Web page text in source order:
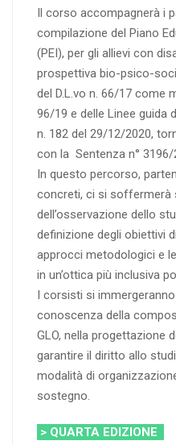
Il corso accompagnerà i
compilazione del Piano
(PEI), per gli allievi con
prospettiva bio-psico-
del D.L.vo n. 66/17 come
96/19 e delle Linee guida
n. 182 del 29/12/2020,
con la Sentenza n°
In questo percorso,
concreti, ci si soffermerà
dell’osservazione dello
definizione degli obiettivi
approcci metodologici e
in un’ottica più inclusiva
I corsisti si
conoscenza della
GLO, nella progettazione
garantire il diritto allo
modalità di
sostegno.
> QUARTA EDIZIONE